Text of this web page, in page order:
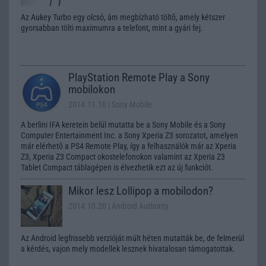
Az Aukey Turbo egy olcsó, ám megbízható töltõ, amely kétszer
gyorsabban tölti maximumra a telefont, mint a gyári fej.
PlayStation Remote Play a Sony
mobilokon
2014.11.10 | Sony Mobile
A berlini IFA keretein belül mutatta be a Sony Mobile és a Sony
Computer Entertainment Inc. a Sony Xperia Z3 sorozatot, amelyen
már elérhetõ a PS4 Remote Play, így a felhasználók már az Xperia
Z3, Xperia Z3 Compact okostelefonokon valamint az Xperia Z3
Tablet Compact táblagépen is élvezhetik ezt az új funkciót.
Mikor lesz Lollipop a mobilodon?
2014.10.20 | Android Authority
Az Android legfrissebb verzióját múlt héten mutatták be, de felmerül
a kérdés, vajon mely modellek lesznek hivatalosan támogatottak.